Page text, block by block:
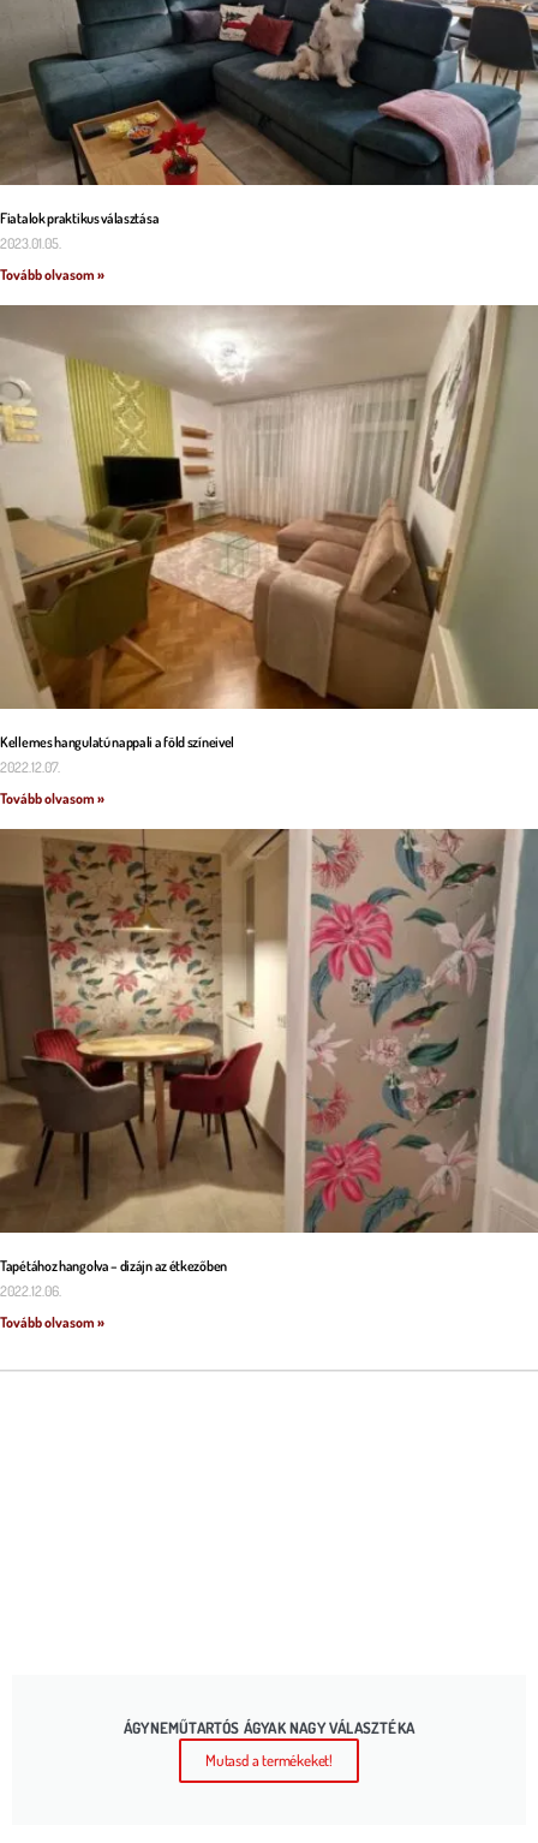
Fiatalok praktikus választása
2023.01.05.
Tovább olvasom »
Kellemes hangulatú nappali a föld színeivel
2022.12.07.
Tovább olvasom »
Tapétához hangolva – dizájn az étkezőben
2022.12.06.
Tovább olvasom »
ÁGYNEMŰTARTÓS ÁGYAK NAGY VÁLASZTÉKA
Mutasd a termékeket!